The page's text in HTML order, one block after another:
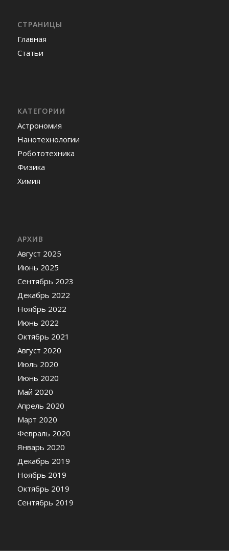
СТРАНИЦЫ
Главная
Статьи
КАТЕГОРИИ
Астрономия
Нанотехнологии
Робототехника
Физика
Химия
АРХИВ
Август 2025
Июнь 2025
Сентябрь 2023
Декабрь 2022
Ноябрь 2022
Июнь 2022
Октябрь 2021
Август 2020
Июль 2020
Июнь 2020
Май 2020
Апрель 2020
Март 2020
Февраль 2020
Январь 2020
Декабрь 2019
Ноябрь 2019
Октябрь 2019
Сентябрь 2019